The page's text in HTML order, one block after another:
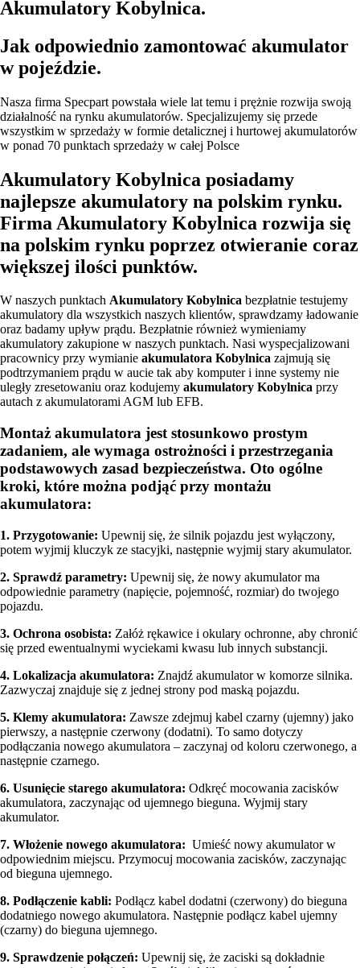
Akumulatory Kobylnica.
Jak odpowiednio zamontować akumulator
w pojeździe.
Nasza firma Specpart powstała wiele lat temu i prężnie rozwija swoją
działalność na rynku akumulatorów. Specjalizujemy się przede
wszystkim w sprzedaży w formie detalicznej i hurtowej akumulatorów
w ponad 70 punktach sprzedaży w całej Polsce
Akumulatory Kobylnica posiadamy
najlepsze akumulatory na polskim rynku.
Firma Akumulatory Kobylnica rozwija się
na polskim rynku poprzez otwieranie coraz
większej ilości punktów.
W naszych punktach Akumulatory Kobylnica bezpłatnie testujemy
akumulatory dla wszystkich naszych klientów, sprawdzamy ładowanie
oraz badamy upływ prądu. Bezpłatnie również wymieniamy
akumulatory zakupione w naszych punktach. Nasi wyspecjalizowani
pracownicy przy wymianie akumulatora Kobylnica zajmują się
podtrzymaniem prądu w aucie tak aby komputer i inne systemy nie
uległy zresetowaniu oraz kodujemy akumulatory Kobylnica przy
autach z akumulatorami AGM lub EFB.
Montaż akumulatora jest stosunkowo prostym
zadaniem, ale wymaga ostrożności i przestrzegania
podstawowych zasad bezpieczeństwa. Oto ogólne
kroki, które można podjąć przy montażu
akumulatora:
1. Przygotowanie: Upewnij się, że silnik pojazdu jest wyłączony,
potem wyjmij kluczyk ze stacyjki, następnie wyjmij stary akumulator.
2. Sprawdź parametry: Upewnij się, że nowy akumulator ma
odpowiednie parametry (napięcie, pojemność, rozmiar) do twojego
pojazdu.
3. Ochrona osobista: Załóż rękawice i okulary ochronne, aby chronić
się przed ewentualnymi wyciekami kwasu lub innych substancji.
4. Lokalizacja akumulatora: Znajdź akumulator w komorze silnika.
Zazwyczaj znajduje się z jednej strony pod maską pojazdu.
5. Klemy akumulatora: Zawsze zdejmuj kabel czarny (ujemny) jako
pierwszy, a następnie czerwony (dodatni). To samo dotyczy
podłączania nowego akumulatora – zaczynaj od koloru czerwonego, a
następnie czarnego.
6. Usunięcie starego akumulatora: Odkręć mocowania zacisków
akumulatora, zaczynając od ujemnego bieguna. Wyjmij stary
akumulator.
7. Włożenie nowego akumulatora: Umieść nowy akumulator w
odpowiednim miejscu. Przymocuj mocowania zacisków, zaczynając
od bieguna ujemnego.
8. Podłączenie kabli: Podłącz kabel dodatni (czerwony) do bieguna
dodatniego nowego akumulatora. Następnie podłącz kabel ujemny
(czarny) do bieguna ujemnego.
9. Sprawdzenie połączeń: Upewnij się, że zaciski są dokładnie